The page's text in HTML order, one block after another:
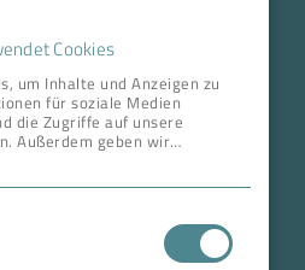
Cookies
um Inhalte und Anzeigen zu
für soziale Medien
die Zugriffe auf unsere
Außerdem geben wir
bereitgestellt haben oder
Nutzung der Dienste